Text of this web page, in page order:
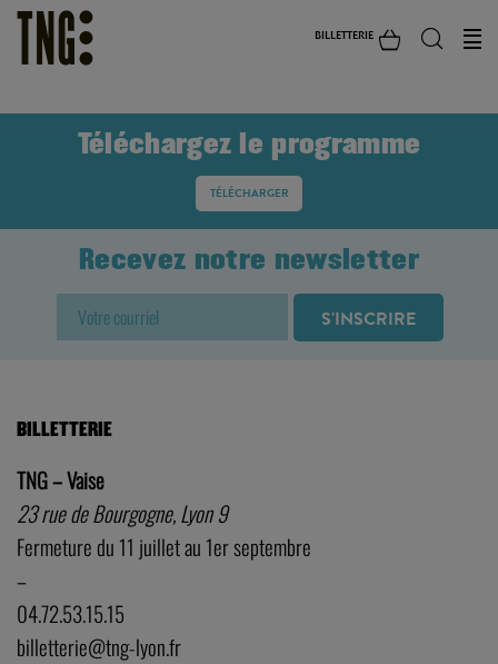
BILLETTERIE
Téléchargez le programme
TÉLÉCHARGER
Recevez notre newsletter
BILLETTERIE
TNG – Vaise
23 rue de Bourgogne, Lyon 9
Fermeture du 11 juillet au 1er septembre
–
04.72.53.15.15
billetterie@tng-lyon.fr